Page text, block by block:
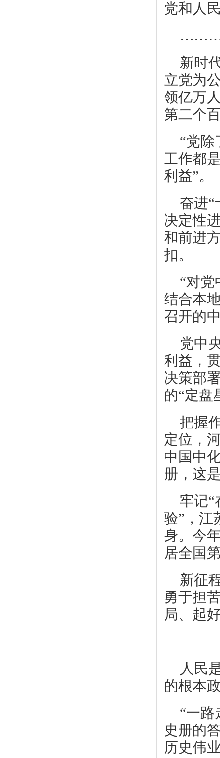
党和人
新时
立党为
领亿万
第二个
“党除
工作都
利益”。
奋进“
决定性
和前进
扣。
“对党
结合本
召开的
党中
利益，
决策部
的“定盘
把握
定位，
中国中
册，这
牢记“
验”，江
身。今
居全国
新征
勇于担
局、起
人民
的根本
“一路
史册的
历史伟